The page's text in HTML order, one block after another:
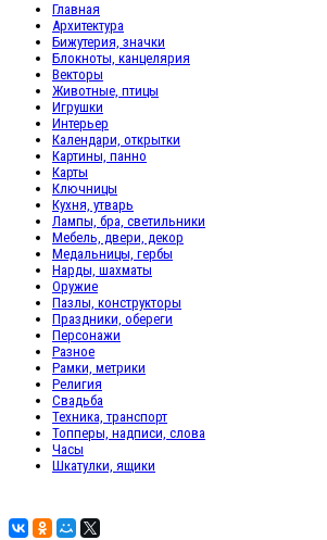
Главная
Архитектура
Бижутерия, значки
Блокноты, канцелярия
Векторы
Животные, птицы
Игрушки
Интерьер
Календари, открытки
Картины, панно
Карты
Ключницы
Кухня, утварь
Лампы, бра, светильники
Мебель, двери, декор
Медальницы, гербы
Нарды, шахматы
Оружие
Пазлы, конструкторы
Праздники, обереги
Персонажи
Разное
Рамки, метрики
Религия
Свадьба
Техника, транспорт
Топперы, надписи, слова
Часы
Шкатулки, ящики